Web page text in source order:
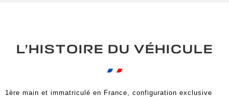
L’HISTOIRE DU VÉHICULE
1ère main et immatriculé en France, configuration exclusive